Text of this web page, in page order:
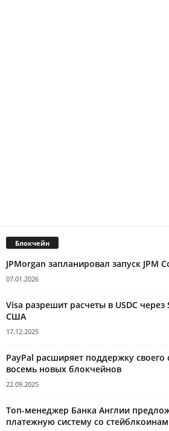
Блокчейн
JPMorgan запланировал запуск JPM
07.01.2026
Visa разрешит расчеты в USDC
США
17.12.2025
PayPal расширяет поддержку своего
восемь новых блокчейнов
22.09.2025
Топ-менеджер Банка Англии
платежную систему со